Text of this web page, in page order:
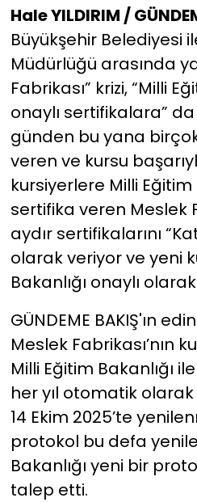
Hale YILDIRIM /
Büyükşehir Belediyesi
Müdürlüğü arasında
Fabrikası” krizi, “Milli
onaylı sertifikalara” da
günden bu yana
veren ve kursu
kursiyerlere Milli Eğitim
sertifika veren Meslek
aydır sertifikalarını
olarak veriyor ve yeni
Bakanlığı onaylı
GÜNDEME BAKIŞ'ın
Meslek Fabrikası’nın
Milli Eğitim Bakanlığı
her yıl otomatik
14 Ekim 2025’te
protokol bu defa
Bakanlığı yeni bir
talep etti.
YEREL YÖNETİMLER
Yurt